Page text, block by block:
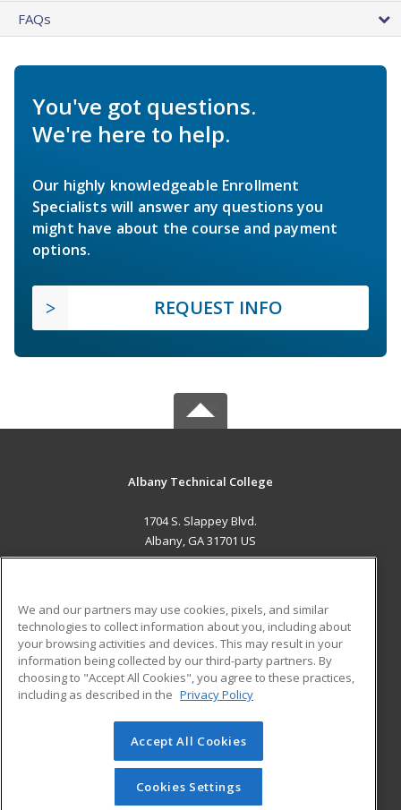
FAQs
You've got questions.
We're here to help.
Our highly knowledgeable Enrollment
Specialists will answer any questions you
might have about the course and payment
options.
REQUEST INFO
Albany Technical College
1704 S. Slappey Blvd.
Albany, GA 31701 US
ADDITIONAL RESOURCES
Military
Financial Assistance
Help
Student Blog
© 2026 ed2go, a division of Cengage Learning. All rights
reserved. The material on this site cannot be reproduced or
redistributed unless you have obtained prior written
permission from Cengage Learning.Privacy Policy
We and our partners may use cookies, pixels, and similar
technologies to collect information about you, including about
your browsing activities and devices. This may result in your
information being collected by our third-party partners. By
choosing to "Accept All Cookies", you agree to these practices,
including as described in the Privacy Policy
Accept All Cookies
Cookies Settings